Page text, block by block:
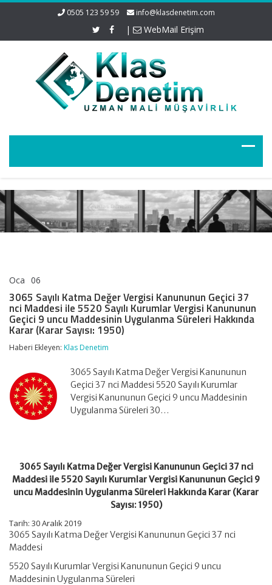
0505 123 59 59 info@klasdenetim.com
| WebMail Erişim
Oca 06
Katma
Değer
Vergisi
Kanununun
Geçici
37
Maddesi
ile
5520
Sayılı
Kurumlar
uncu
Maddesinin
Uygulanma
Süreleri
(Karar
Sayısı:
3065 Sayılı Katma Değer Vergisi Kanununun Geçici 37
nci Maddesi ile 5520 Sayılı Kurumlar Vergisi Kanununun
Geçici 9 uncu Maddesinin Uygulanma Süreleri Hakkında
Karar (Karar Sayısı: 1950)
Haberi Ekleyen: Klas Denetim
3065 Sayılı Katma Değer Vergisi Kanununun
Geçici 37 nci Maddesi 5520 Sayılı Kurumlar
Vergisi Kanununun Geçici 9 uncu Maddesinin
Uygulanma Süreleri 30…
3065 Sayılı Katma Değer Vergisi Kanununun Geçici 37 nci
Maddesi ile 5520 Sayılı Kurumlar Vergisi Kanununun Geçici 9
uncu Maddesinin Uygulanma Süreleri Hakkında Karar (Karar
Sayısı: 1950)
Tarih: 30 Aralık 2019
3065 Sayılı Katma Değer Vergisi Kanununun Geçici 37 nci
Maddesi
5520 Sayılı Kurumlar Vergisi Kanununun Geçici 9 uncu
Maddesinin Uygulanma Süreleri